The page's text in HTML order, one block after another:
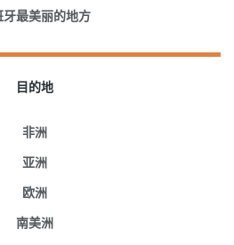
牙最美丽的地方
目的地
非洲
亚洲
欧洲
南美洲